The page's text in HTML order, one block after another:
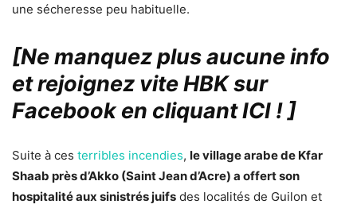
une sécheresse peu habituelle.
[Ne manquez plus aucune info
et rejoignez vite HBK sur
Facebook en cliquant ICI !]
Suite à ces terribles incendies, le village arabe de Kfar
Shaab près d’Akko (Saint Jean d’Acre) a offert son
hospitalité aux sinistrés juifs des localités de Guilon et